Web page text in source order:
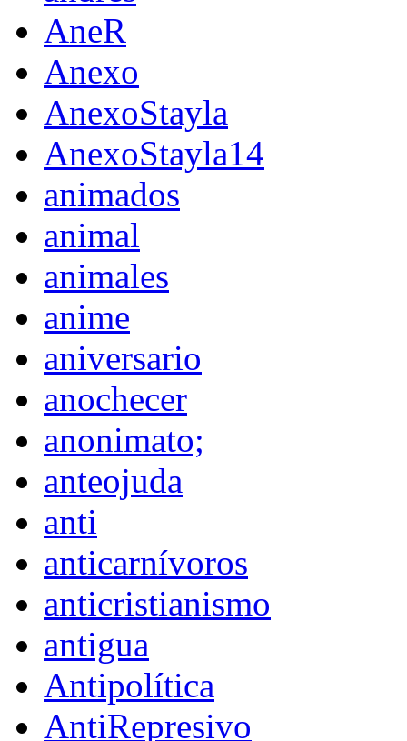
AneR
Anexo
AnexoStayla
AnexoStayla14
animados
animal
animales
anime
aniversario
anochecer
anonimato;
anteojuda
anti
anticarnívoros
anticristianismo
antigua
Antipolítica
AntiRepresivo